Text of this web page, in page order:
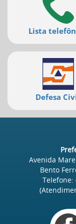
Lista
Defesa
Avenida
Bento
Telefone: